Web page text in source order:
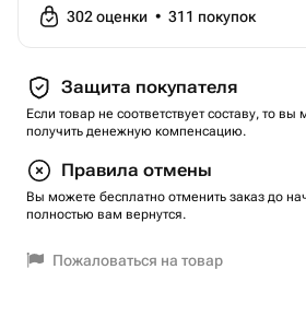
302оценки • 311 покупок
Защита покупателя
Если товар не соответствует составу, то вы
получить денежную компенсацию.
Правила отмены
Вы можете бесплатно отменить заказ до
полностью вам вернутся.
Пожаловаться на товар